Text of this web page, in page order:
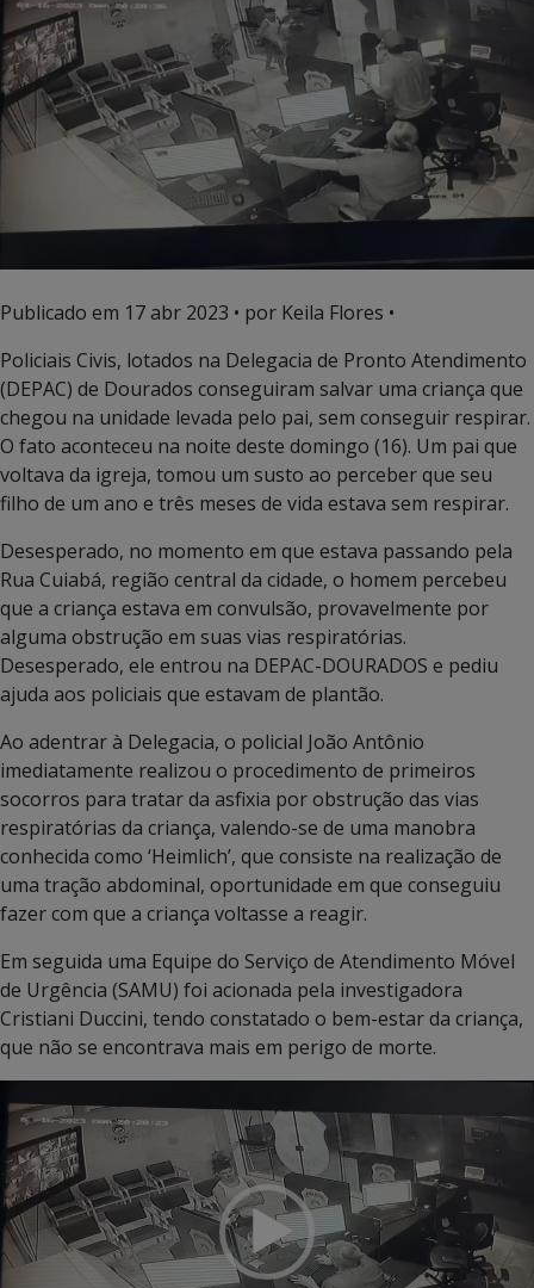
Publicado em 17 abr 2023 • por Keila Flores •
Policiais Civis, lotados na Delegacia de Pronto Atendimento
(DEPAC) de Dourados conseguiram salvar uma criança que
chegou na unidade levada pelo pai, sem conseguir respirar.
O fato aconteceu na noite deste domingo (16). Um pai que
voltava da igreja, tomou um susto ao perceber que seu
filho de um ano e três meses de vida estava sem respirar.
Desesperado, no momento em que estava passando pela
Rua Cuiabá, região central da cidade, o homem percebeu
que a criança estava em convulsão, provavelmente por
alguma obstrução em suas vias respiratórias.
Desesperado, ele entrou na DEPAC-DOURADOS e pediu
ajuda aos policiais que estavam de plantão.
Ao adentrar à Delegacia, o policial João Antônio
imediatamente realizou o procedimento de primeiros
socorros para tratar da asfixia por obstrução das vias
respiratórias da criança, valendo-se de uma manobra
conhecida como ‘Heimlich’, que consiste na realização de
uma tração abdominal, oportunidade em que conseguiu
fazer com que a criança voltasse a reagir.
Em seguida uma Equipe do Serviço de Atendimento Móvel
de Urgência (SAMU) foi acionada pela investigadora
Cristiani Duccini, tendo constatado o bem-estar da criança,
que não se encontrava mais em perigo de morte.
vídeo